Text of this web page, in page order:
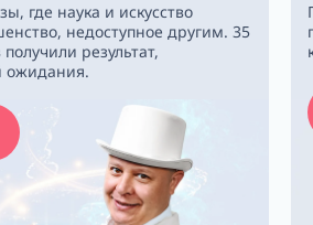
где наука и искусство
недоступное другим. 35
результат,
ожидания.